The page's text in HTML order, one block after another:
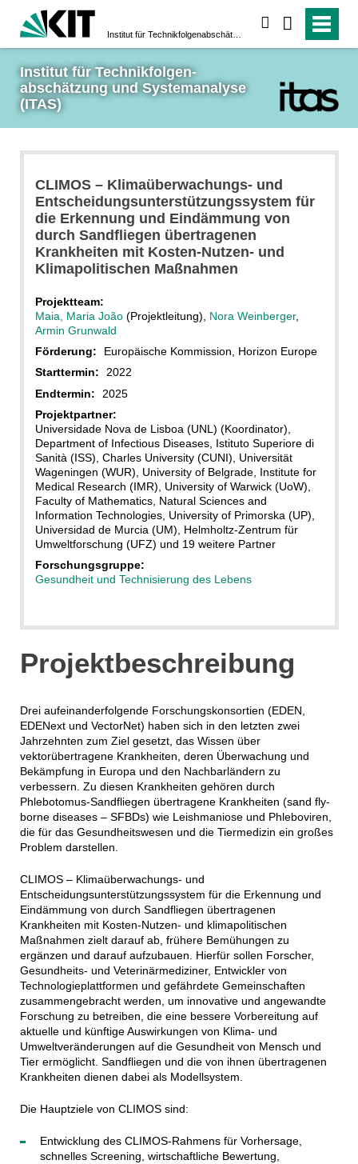
Institut für Technikfolgen­
abschätzung und System­analyse
(ITAS)
CLIMOS – Klimaüberwachungs- und
Entscheidungsunterstützungssystem für
die Erkennung und Eindämmung von
durch Sandfliegen übertragenen
Krankheiten mit Kosten-Nutzen- und
Klimapolitischen Maßnahmen
Projektteam:
Maia, Maria João(Projektleitung), Nora Weinberger,
Armin Grunwald
Förderung:
Europäische Kommission, Horizon Europe
Starttermin:
2022
Endtermin:
2025
Projektpartner:
Universidade Nova de Lisboa (UNL) (Koordinator),
Department of Infectious Diseases, Istituto Superiore di
Sanità (ISS), Charles University (CUNI), Universität
Wageningen (WUR), University of Belgrade, Institute for
Medical Research (IMR), University of Warwick (UoW),
Faculty of Mathematics, Natural Sciences and
Information Technologies, University of Primorska (UP),
Universidad de Murcia (UM), Helmholtz-Zentrum für
Umweltforschung (UFZ) und 19 weitere Partner
Forschungsgruppe:
Gesundheit und Technisierung des Lebens
Projektbeschreibung
Drei aufeinanderfolgende Forschungskonsortien (EDEN,
EDENext und VectorNet) haben sich in den letzten zwei
Jahrzehnten zum Ziel gesetzt, das Wissen über
vektorübertragene Krankheiten, deren Überwachung und
Bekämpfung in Europa und den Nachbarländern zu
verbessern. Zu diesen Krankheiten gehören durch
Phlebotomus-Sandfliegen übertragene Krankheiten (sand fly-
borne diseases – SFBDs) wie Leishmaniose und Phleboviren,
die für das Gesundheitswesen und die Tiermedizin ein großes
Problem darstellen.
CLIMOS – Klimaüberwachungs- und
Entscheidungsunterstützungssystem für die Erkennung und
Eindämmung von durch Sandfliegen übertragenen
Krankheiten mit Kosten-Nutzen- und klimapolitischen
Maßnahmen zielt darauf ab, frühere Bemühungen zu
ergänzen und darauf aufzubauen. Hierfür sollen Forscher,
Gesundheits- und Veterinärmediziner, Entwickler von
Technologieplattformen und gefährdete Gemeinschaften
zusammengebracht werden, um innovative und angewandte
Forschung zu betreiben, die eine bessere Vorbereitung auf
aktuelle und künftige Auswirkungen von Klima- und
Umweltveränderungen auf die Gesundheit von Mensch und
Tier ermöglicht. Sandfliegen und die von ihnen übertragenen
Krankheiten dienen dabei als Modellsystem.
Die Hauptziele von CLIMOS sind:
Entwicklung des CLIMOS-Rahmens für Vorhersage,
schnelles Screening, wirtschaftliche Bewertung,